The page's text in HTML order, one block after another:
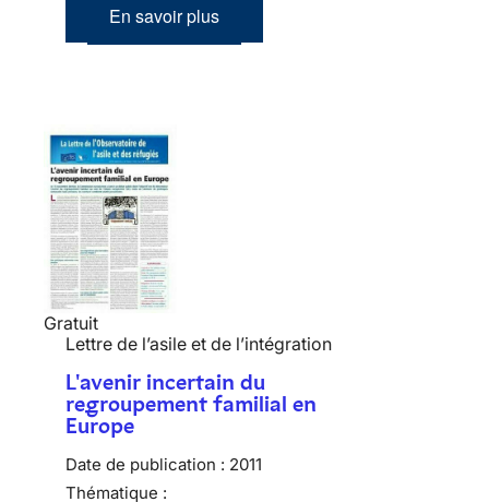
En savoir plus
Gratuit
Lettre de l’asile et de l’intégration
L'avenir incertain du
regroupement familial en
Europe
Date de publication : 2011
Thématique :